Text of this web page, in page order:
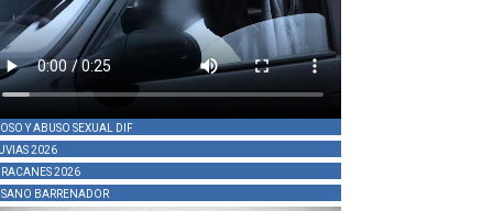
Y ABUSO SEXUAL DIF
2026
2026
BARRENADOR